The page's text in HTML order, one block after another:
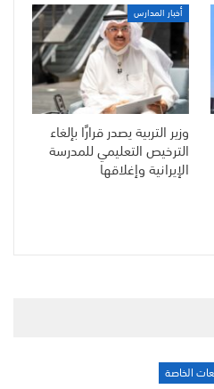
أخبار المدارس
وزير التربية يصدر قرارًا بإلغاء
الترخيص التعليمي للمدرسة
الإيرانية وإغلاقها
الخاصة